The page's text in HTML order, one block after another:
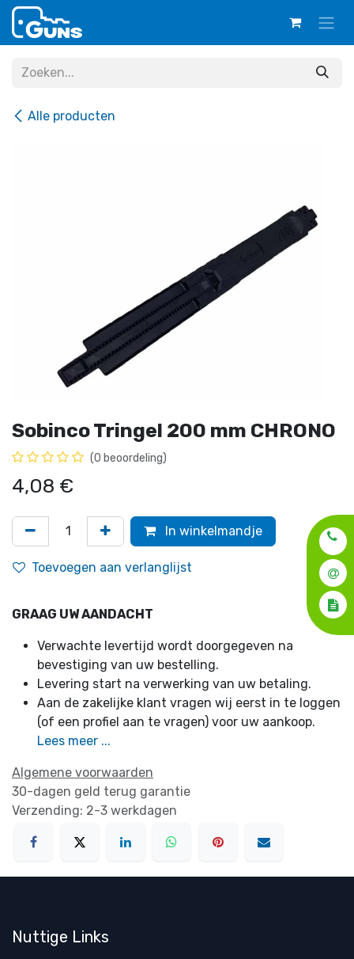
Overslaan naar inhoud
Alle producten
Sobinco Tringel 200 mm CHRONO
(0 beoordeling)
4,08 €
In winkelmandje
Toevoegen aan verlanglijst
GRAAG UW AANDACHT
Verwachte levertijd wordt doorgegeven na
bevestiging van uw bestelling.
Levering start na verwerking van uw betaling.
Aan de zakelijke klant vragen wij eerst in te loggen
(of een profiel aan te vragen) voor uw aankoop.
Lees meer ...
Algemene voorwaarden
30-dagen geld terug garantie
Verzending: 2-3 werkdagen
Nuttige Links